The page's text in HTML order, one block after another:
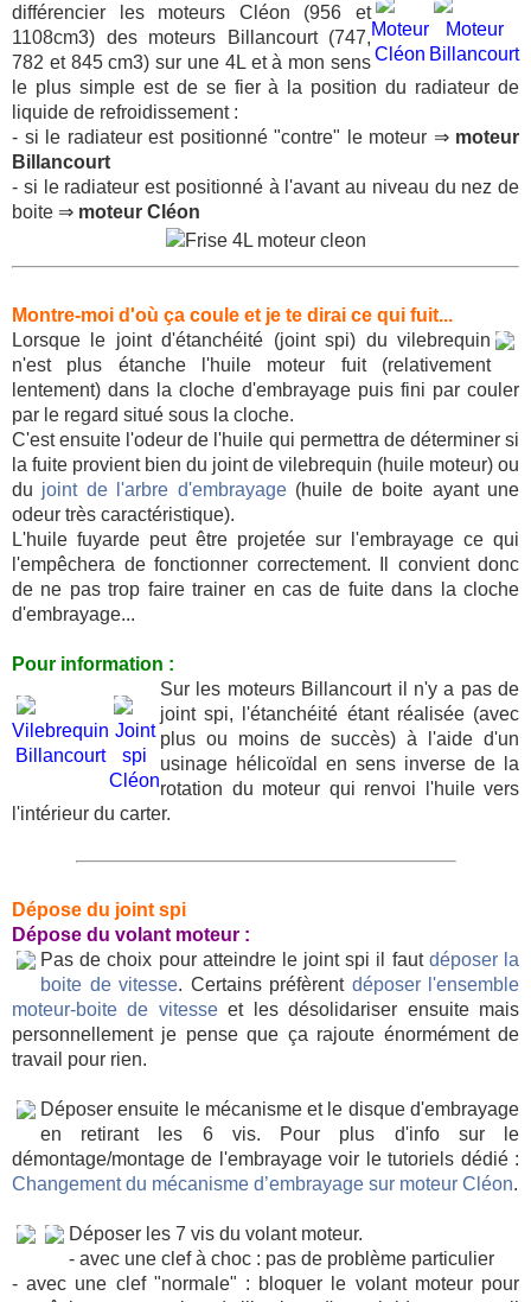
Moteur
Billancourt
Moteur
Cléon
différencier les moteurs Cléon (956 et
1108cm3) des moteurs Billancourt (747,
782 et 845 cm3) sur une 4L et à mon sens
le plus simple est de se fier à la position du radiateur de
liquide de refroidissement :
- si le radiateur est positionné "contre" le moteur ⇒ moteur
Billancourt
- si le radiateur est positionné à l'avant au niveau du nez de
boite ⇒ moteur Cléon
Montre-moi d'où ça coule et je te dirai ce qui fuit...
Lorsque le joint d'étanchéité (joint spi) du vilebrequin
n'est plus étanche l'huile moteur fuit (relativement
lentement) dans la cloche d'embrayage puis fini par couler
par le regard situé sous la cloche.
C'est ensuite l'odeur de l'huile qui permettra de déterminer si
la fuite provient bien du joint de vilebrequin (huile moteur) ou
du joint de l'arbre d'embrayage(huile de boite ayant une
odeur très caractéristique).
L'huile fuyarde peut être projetée sur l'embrayage ce qui
l'empêchera de fonctionner correctement. Il convient donc
de ne pas trop faire trainer en cas de fuite dans la cloche
d'embrayage...
Pour information :
Vilebrequin
Billancourt
Joint
spi
Cléon
Sur les moteurs Billancourt il n'y a pas de
joint spi, l'étanchéité étant réalisée (avec
plus ou moins de succès) à l'aide d'un
usinage hélicoïdal en sens inverse de la
rotation du moteur qui renvoi l'huile vers
l'intérieur du carter.
Dépose du joint spi
Dépose du volant moteur :
Pas de choix pour atteindre le joint spi il faut déposer la
boite de vitesse. Certains préfèrent déposer l'ensemble
moteur-boite de vitesseet les désolidariser ensuite mais
personnellement je pense que ça rajoute énormément de
travail pour rien.
Déposer ensuite le mécanisme et le disque d'embrayage
en retirant les 6 vis. Pour plus d'info sur le
démontage/montage de l'embrayage voir le tutoriels dédié :
Changement du mécanisme d’embrayage sur moteur Cléon.
Déposer les 7 vis du volant moteur.
- avec une clef à choc : pas de problème particulier
- avec une clef "normale" : bloquer le volant moteur pour